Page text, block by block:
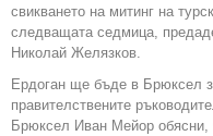
свикването на митинг на
следващата седмица,
Николай Желязков.
Ердоган ще бъде в Брюксел
правителствените
Брюксел Иван Мейор обясни,